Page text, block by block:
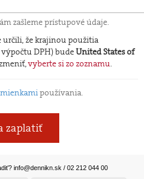
zašleme prístupové údaje.
určili, že krajinou použitia
DPH) budeUnited States of
vyberte si zo zoznamu.
používania.
Dokončiť a zaplatiť
info@dennikn.sk / 02 212 044 00